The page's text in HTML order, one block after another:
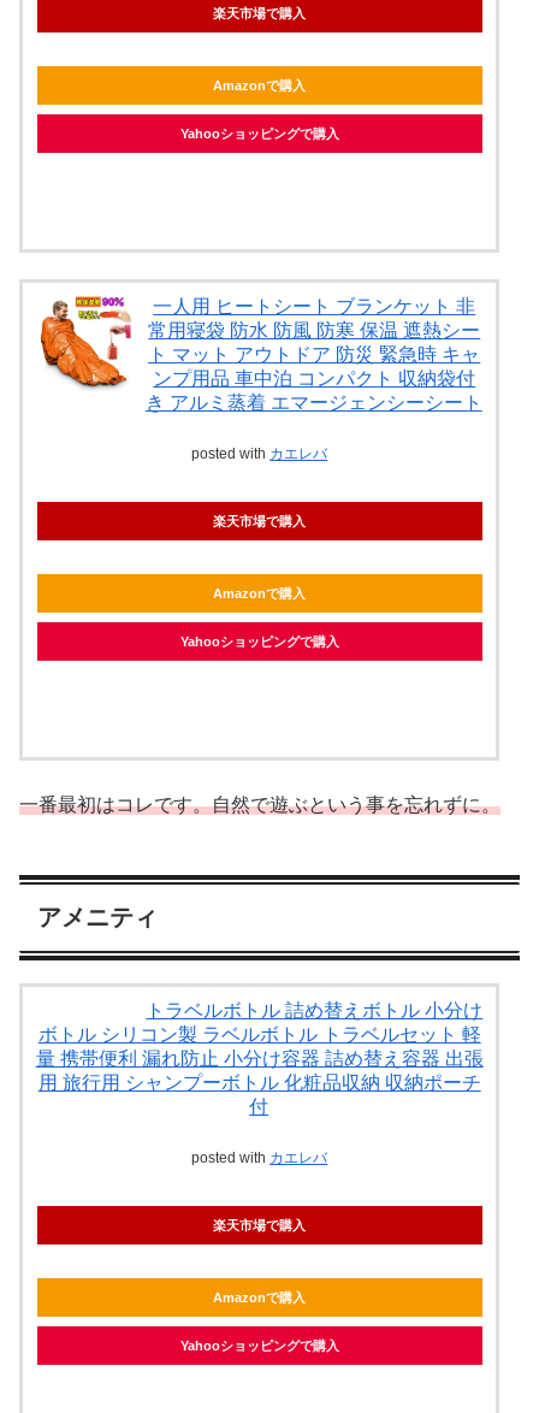
楽天市場で購入
Amazonで購入
Yahooショッピングで購入
一人用 ヒートシート ブランケット 非
常用寝袋 防水 防風 防寒 保温 遮熱シー
ト マット アウトドア 防災 緊急時 キャ
ンプ用品 車中泊 コンパクト 収納袋付
き アルミ蒸着 エマージェンシーシート
posted with カエレバ
楽天市場で購入
Amazonで購入
Yahooショッピングで購入
一番最初はコレです。自然で遊ぶという事を忘れずに。
アメニティ
トラベルボトル 詰め替えボトル 小分け
ボトル シリコン製 ラベルボトル トラベルセット 軽
量 携帯便利 漏れ防止 小分け容器 詰め替え容器 出張
用 旅行用 シャンプーボトル 化粧品収納 収納ポーチ
付
posted with カエレバ
楽天市場で購入
Amazonで購入
Yahooショッピングで購入